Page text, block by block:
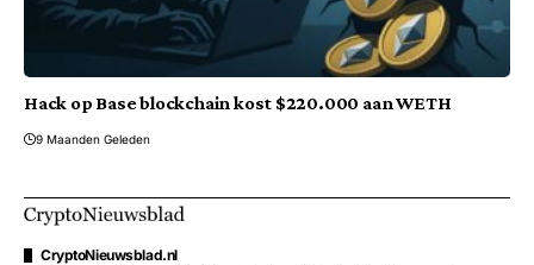
Hack op Base blockchain kost $220.000 aan WETH
9 Maanden Geleden
CryptoNieuwsblad.nl